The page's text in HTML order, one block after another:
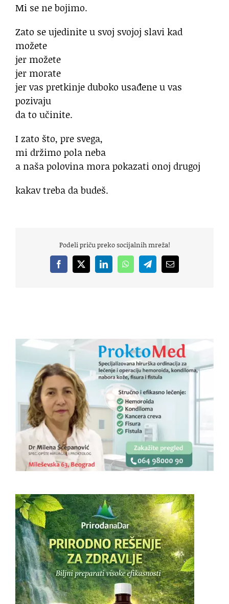
Mi se ne bojimo.
Zato se ujedinite u svoj svojoj slavi kad
možete
jer možete
jer morate
jer vas pretkinje duboko usađene u vas
pozivaju
da to učinite.
I zato što, pre svega,
mi držimo pola neba
a naša polovina mora pokazati onoj drugoj
kakav treba da budeš.
Podeli priču preko socijalnih mreža!
Facebook
X LinkedInWhatsAppTelegramEmail